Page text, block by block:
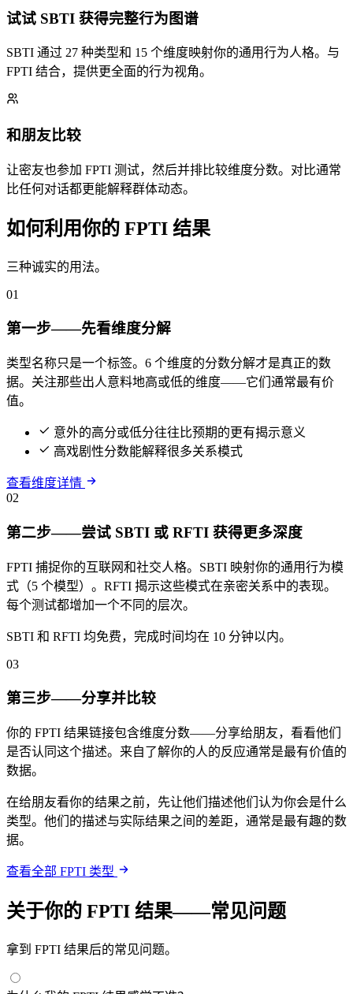
试试 SBTI 获得完整行为图谱
SBTI 通过 27 种类型和 15 个维度映射你的通用行为人格。与
FPTI 结合，提供更全面的行为视角。
和朋友比较
让密友也参加 FPTI 测试，然后并排比较维度分数。对比通常
比任何对话都更能解释群体动态。
如何利用你的 FPTI 结果
三种诚实的用法。
01
第一步——先看维度分解
类型名称只是一个标签。6 个维度的分数分解才是真正的数
据。关注那些出人意料地高或低的维度——它们通常最有价
值。
意外的高分或低分往往比预期的更有揭示意义
高戏剧性分数能解释很多关系模式
查看维度详情
02
第二步——尝试 SBTI 或 RFTI 获得更多深度
FPTI 捕捉你的互联网和社交人格。SBTI 映射你的通用行为模
式（5 个模型）。RFTI 揭示这些模式在亲密关系中的表现。
每个测试都增加一个不同的层次。
SBTI 和 RFTI 均免费，完成时间均在 10 分钟以内。
03
第三步——分享并比较
你的 FPTI 结果链接包含维度分数——分享给朋友，看看他们
是否认同这个描述。来自了解你的人的反应通常是最有价值的
数据。
在给朋友看你的结果之前，先让他们描述他们认为你会是什么
类型。他们的描述与实际结果之间的差距，通常是最有趣的数
据。
查看全部 FPTI 类型
关于你的 FPTI 结果——常见问题
拿到 FPTI 结果后的常见问题。